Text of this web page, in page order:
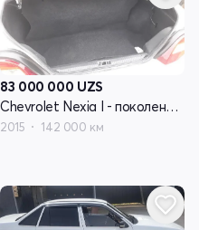
83 000 000 UZS
Chevrolet Nexia I - поколение рестайлинг
2015 142 000 км